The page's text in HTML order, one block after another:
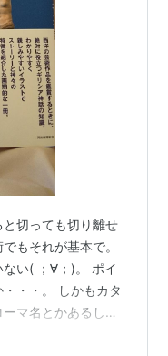
切っても切り離せ
もそれが基本で。
い( ；∀；)。 ポイ
・・。 しかもカタ
マ名とかあるしな